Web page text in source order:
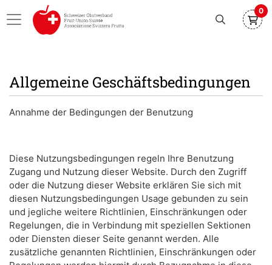
0
Allgemeine Geschäftsbedingungen
Annahme der Bedingungen der Benutzung
Diese Nutzungsbedingungen regeln Ihre Benutzung
Zugang und Nutzung dieser Website. Durch den Zugriff
oder die Nutzung dieser Website erklären Sie sich mit
diesen Nutzungsbedingungen Usage gebunden zu sein
und jegliche weitere Richtlinien, Einschränkungen oder
Regelungen, die in Verbindung mit speziellen Sektionen
oder Diensten dieser Seite genannt werden. Alle
zusätzliche genannten Richtlinien, Einschränkungen oder